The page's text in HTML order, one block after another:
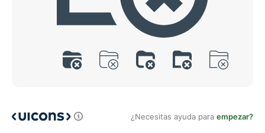
¿Necesitas ayuda para empezar?